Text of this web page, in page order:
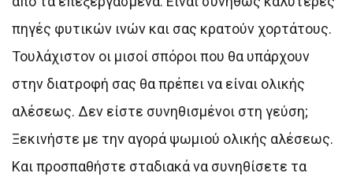
πηγές φυτικών ινών και σας κρατούν χορτάτους.
Τουλάχιστον οι μισοί σπόροι που θα υπάρχουν
στην διατροφή σας θα πρέπει να είναι ολικής
αλέσεως. Δεν είστε συνηθισμένοι στη γεύση;
Ξεκινήστε με την αγορά ψωμιού ολικής αλέσεως.
Και προσπαθήστε σταδιακά να συνηθίσετε τα